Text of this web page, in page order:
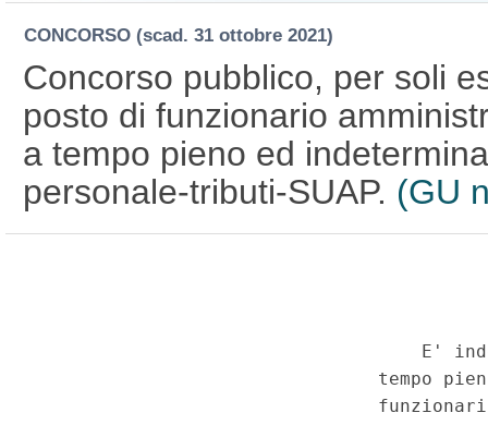
CONCORSO (scad. 31 ottobre 2021)
Concorso pubblico, per soli
posto di funzionario
a tempo pieno ed
personale-tributi-SUAP. (GU